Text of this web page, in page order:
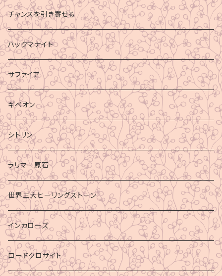
チャンスを引き寄せる
ハックマナイト
サファイア
ギベオン
シトリン
ラリマー原石
世界三大ヒーリングストーン
インカローズ
ロードクロサイト